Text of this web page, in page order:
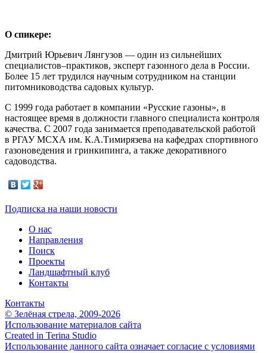
О спикере:
Дмитрий Юрьевич Лянгузов — один из сильнейших
специалистов–практиков, эксперт газонного дела в России.
Более 15 лет трудился научным сотрудником на станции
питомниководства садовых культур.
С 1999 года работает в компании «Русские газоны», в
настоящее время в должности главного специалиста контроля
качества. С 2007 года занимается преподавательской работой
в РГАУ МСХА им. К.А.Тимирязева на кафедрах спортивного
газоноведения и гринкипинга, а также декоративного
садоводства.
Подписка на наши новости
О нас
Направления
Поиск
Проекты
Ландшафтный клуб
Контакты
Контакты
© Зелёная стрела, 2009-2026
Использование материалов сайта
Created in Terina Studio
Использование данного сайта означает согласие с условиями